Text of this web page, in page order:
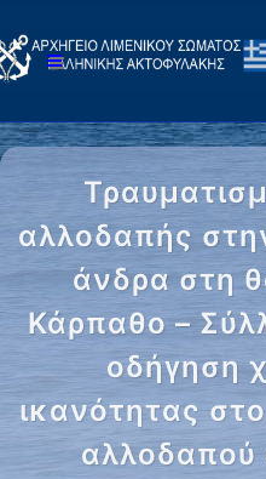
αλλοδαπής
άνδρα στη
Κάρπαθο –
οδήγηση
ικανότητας
αλλοδαπού